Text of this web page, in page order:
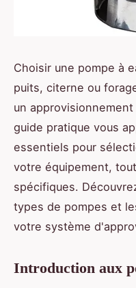
Choisir une pompe à
puits, citerne ou
un
guide pratique vous
essentiels pour
votre équipement,
spécifiques.
types de pompes et
votre système
Introduction aux